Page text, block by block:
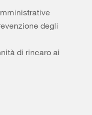
degli
di rincaro ai